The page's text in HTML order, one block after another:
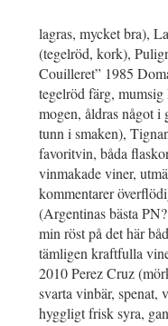
lagras, mycket bra),
(tegelröd, kork),
Couilleret” 1985
tegelröd färg,
mogen, åldras något i
tunn i smaken),
favoritvin, båda
vinmakade viner,
kommentarer
(Argentinas bästa
min röst på det här
tämligen kraftfulla
2010 Perez Cruz
svarta vinbär, spenat,
hyggligt frisk syra,